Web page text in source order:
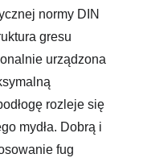
normy DIN
gresu
urządzona
rozleje się
mydła. Dobrą i
fug